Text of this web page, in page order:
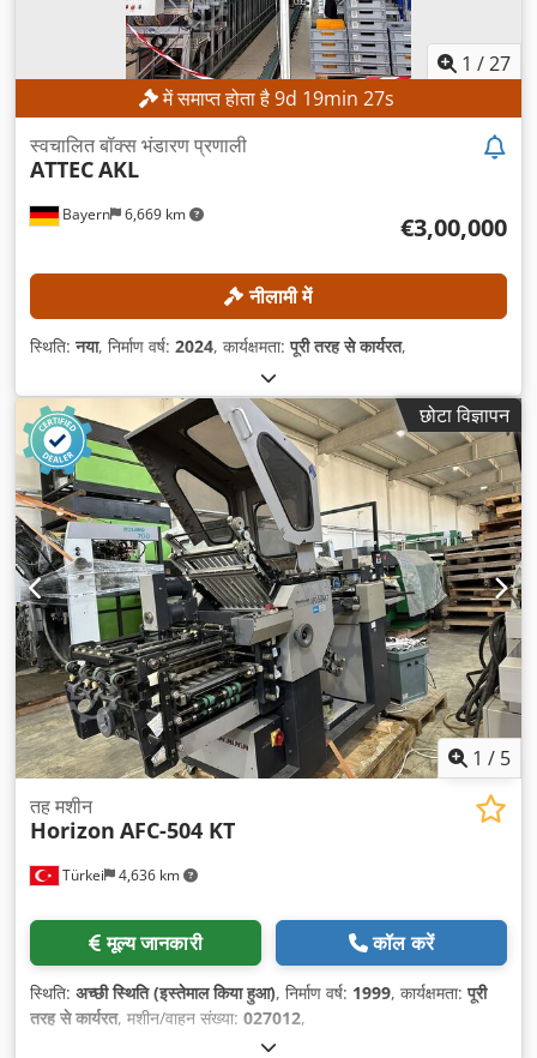
1 /27
में समाप्त होता है9d 19min 25s
Bayern 6,669 km
स्वचालित बॉक्स भंडारण प्रणाली
ATTECAKL
€3,00,000
नीलामी में
स्थिति:नया, निर्माण वर्ष: 2024, कार्यक्षमता:पूरी तरह से कार्यरत,
छोटा विज्ञापन
1 / 5
Türkei 4,636 km
तह मशीन
Horizon AFC-504 KT
मूल्य जानकारी कॉल करें
स्थिति: अच्छी स्थिति (इस्तेमाल किया हुआ), निर्माण वर्ष: 1999, कार्यक्षमता:पूरी
तरह से कार्यरत, मशीन/वाहन संख्या: 027012,